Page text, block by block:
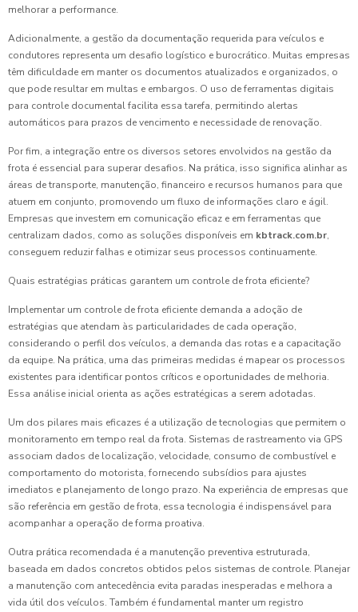
melhorar a performance.
Adicionalmente, a gestão da documentação requerida para veículos e
condutores representa um desafio logístico e burocrático. Muitas empresas
têm dificuldade em manter os documentos atualizados e organizados, o
que pode resultar em multas e embargos. O uso de ferramentas digitais
para controle documental facilita essa tarefa, permitindo alertas
automáticos para prazos de vencimento e necessidade de renovação.
Por fim, a integração entre os diversos setores envolvidos na gestão da
frota é essencial para superar desafios. Na prática, isso significa alinhar as
áreas de transporte, manutenção, financeiro e recursos humanos para que
atuem em conjunto, promovendo um fluxo de informações claro e ágil.
Empresas que investem em comunicação eficaz e em ferramentas que
centralizam dados, como as soluções disponíveis em kbtrack.com.br,
conseguem reduzir falhas e otimizar seus processos continuamente.
Quais estratégias práticas garantem um controle de frota eficiente?
Implementar um controle de frota eficiente demanda a adoção de
estratégias que atendam às particularidades de cada operação,
considerando o perfil dos veículos, a demanda das rotas e a capacitação
da equipe. Na prática, uma das primeiras medidas é mapear os processos
existentes para identificar pontos críticos e oportunidades de melhoria.
Essa análise inicial orienta as ações estratégicas a serem adotadas.
Um dos pilares mais eficazes é a utilização de tecnologias que permitem o
monitoramento em tempo real da frota. Sistemas de rastreamento via GPS
associam dados de localização, velocidade, consumo de combustível e
comportamento do motorista, fornecendo subsídios para ajustes
imediatos e planejamento de longo prazo. Na experiência de empresas que
são referência em gestão de frota, essa tecnologia é indispensável para
acompanhar a operação de forma proativa.
Outra prática recomendada é a manutenção preventiva estruturada,
baseada em dados concretos obtidos pelos sistemas de controle. Planejar
a manutenção com antecedência evita paradas inesperadas e melhora a
vida útil dos veículos. Também é fundamental manter um registro